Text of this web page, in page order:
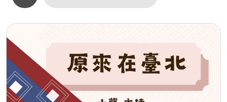
＜單元一＞：Thank You、彼此找到、捕魚歌
＜單元二＞：搬家
＜單元三＞：女孩別再憂愁、當心靈憂傷時、我的憂愁與悲
傷